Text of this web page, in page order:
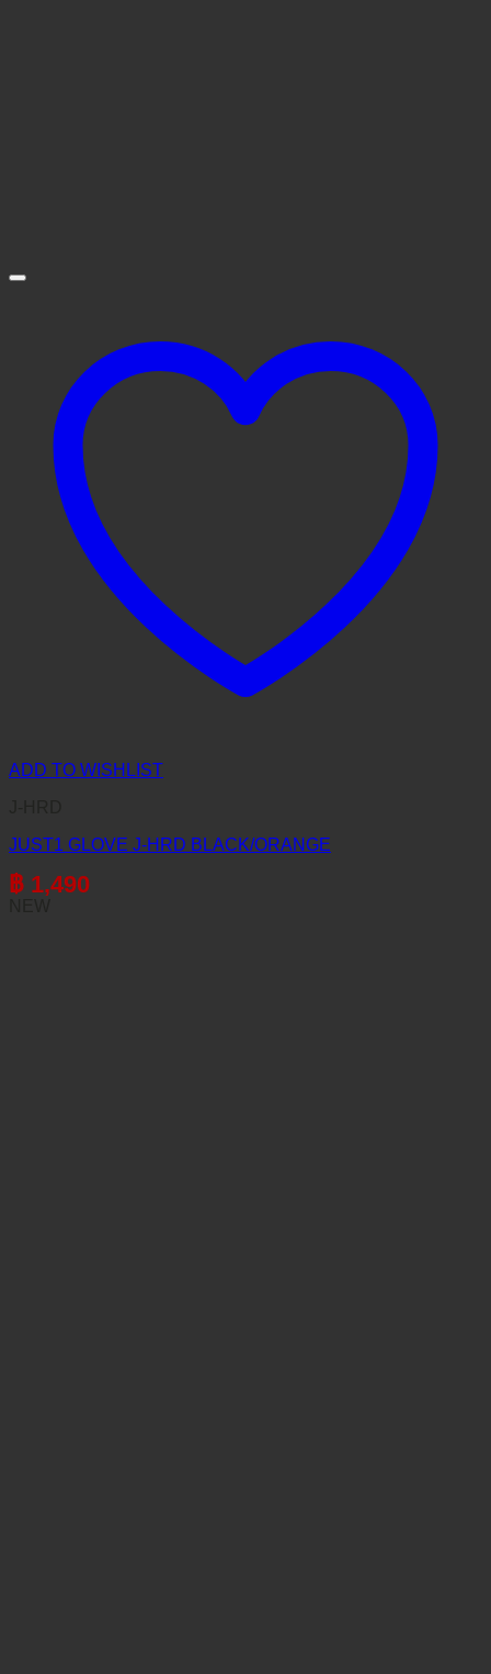
ADD TO WISHLIST
JUST1 GLOVE J-HRD BLACK/ORANGE
฿ 1,490